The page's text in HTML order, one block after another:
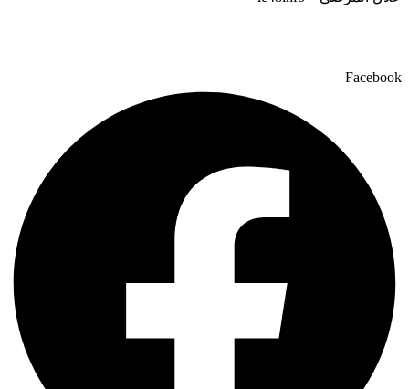
Facebook